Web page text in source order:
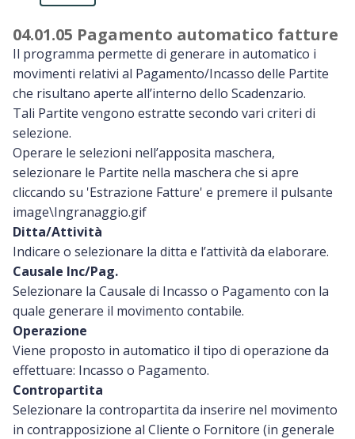
04.01.05 Pagamento automatico fatture
Il programma permette di generare in automatico i
movimenti relativi al Pagamento/Incasso delle Partite
che risultano aperte all’interno dello Scadenzario.
Tali Partite vengono estratte secondo vari criteri di
selezione.
Operare le selezioni nell’apposita maschera,
selezionare le Partite nella maschera che si apre
cliccando su 'Estrazione Fatture' e premere il pulsante
image\Ingranaggio.gif
Ditta/Attività
Indicare o selezionare la ditta e l’attività da elaborare.
Causale Inc/Pag.
Selezionare la Causale di Incasso o Pagamento con la
quale generare il movimento contabile.
Operazione
Viene proposto in automatico il tipo di operazione da
effettuare: Incasso o Pagamento.
Contropartita
Selezionare la contropartita da inserire nel movimento
in contrapposizione al Cliente o Fornitore (in generale